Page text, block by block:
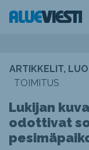
ARTIKKELIT,
TOIMITUS
Lukijan
odottivat